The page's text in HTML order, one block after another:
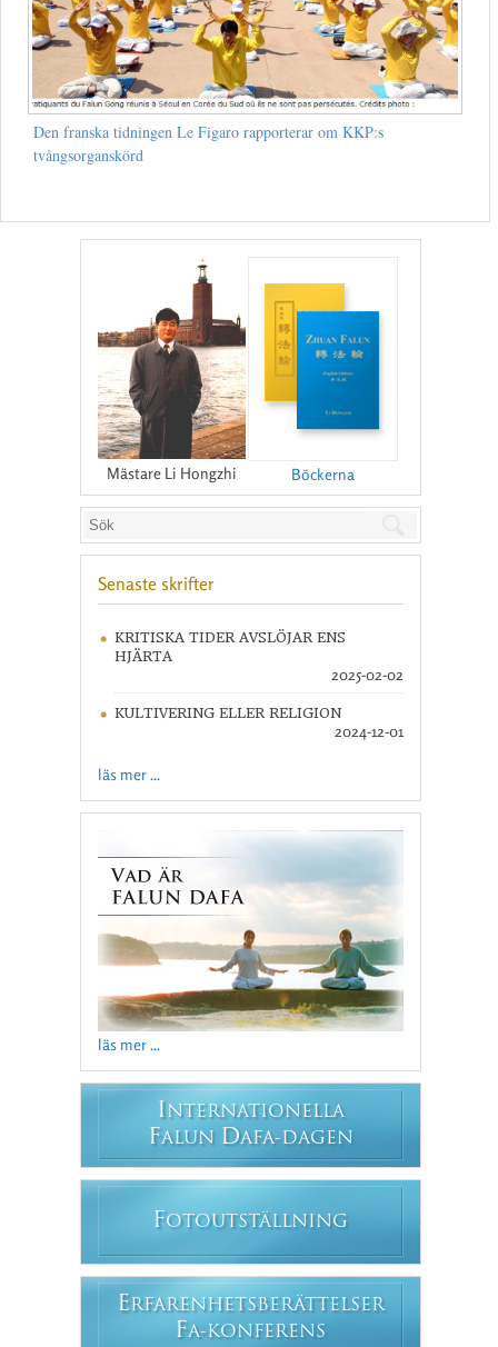
Den franska tidningen Le Figaro rapporterar om KKP:s
tvångsorganskörd
Mästare Li Hongzhi Böckerna
Senaste skrifter
KRITISKA TIDER AVSLÖJAR ENS
HJÄRTA
2025-02-02
KULTIVERING ELLER RELIGION
2024-12-01
läs mer ...
läs mer ...
INTERNATIONELLA
FALUN DAFA-DAGEN
FOTOUTSTÄLLNING
ERFARENHETSBERÄTTELSER
FA-KONFERENS